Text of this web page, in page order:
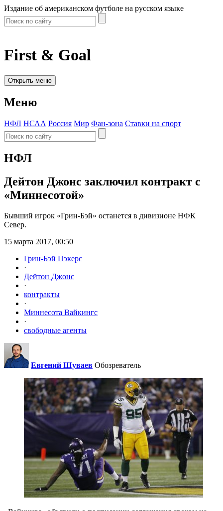
Издание об американском футболе на русском языке
First & Goal
Открыть меню
Меню
НФЛ НСАА Россия Мир Фан-зона Ставки на спорт
НФЛ
Дейтон Джонс заключил контракт с
«Миннесотой»
Бывший игрок «Грин-Бэй» останется в дивизионе НФК
Север.
15 марта 2017, 00:50
Грин-Бэй Пэкерс
·
Дейтон Джонс
·
контракты
·
Миннесота Вайкингс
·
свободные агенты
Евгений Шуваев Обозреватель